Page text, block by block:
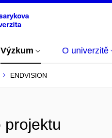
Výzkum O univerzitě
ENDVISION
projektu